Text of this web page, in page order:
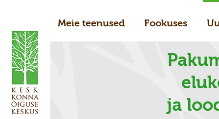
Meie teenused Fookuses
ja